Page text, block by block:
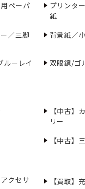
ペーパ
プリンタ
紙
／三脚 背景紙／
ルーレイ 双眼鏡/ゴ
【中古】
リー
【中古】
クセサ
【買取】